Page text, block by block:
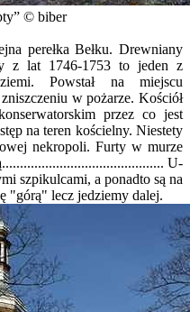
© biber
perełka Bełku. Drewniany
z lat 1746-1753 to jeden z
Powstał na miejscu
w pożarze. Kościół
przez co jest
na teren kościelny. Niestety
nekropoli. Furty w murze
U-
szpikulcami, a ponadto są na
"górą" lecz jedziemy dalej.